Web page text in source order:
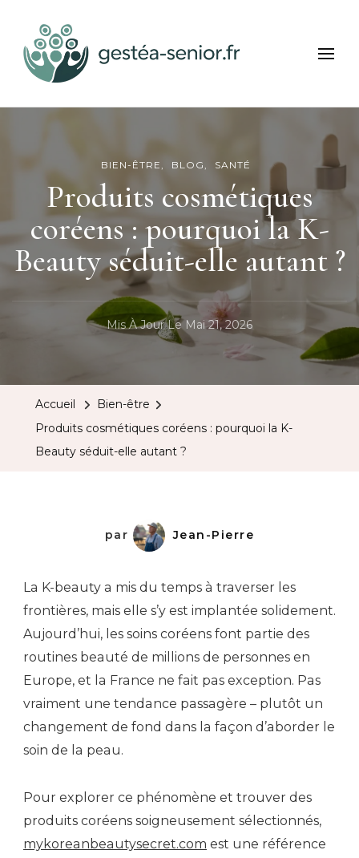
Gestea Senior
Bien-être et services seniors
BIEN-ÊTRE BLOG SANTÉ
Produits cosmétiques
coréens : pourquoi la K-
Beauty séduit-elle autant ?
Mis À Jour Le Mai 21, 2026
Accueil
Bien-être
Produits cosmétiques coréens : pourquoi la K-
Beauty séduit-elle autant ?
par Jean-Pierre
La K-beauty a mis du temps à traverser les
frontières, mais elle s’y est implantée solidement.
Aujourd’hui, les soins coréens font partie des
routines beauté de millions de personnes en
Europe, et la France ne fait pas exception. Pas
vraiment une tendance passagère – plutôt un
changement de fond dans la façon d’aborder le
soin de la peau.
Pour explorer ce phénomène et trouver des
produits coréens soigneusement sélectionnés,
mykoreanbeautysecret.com est une référence